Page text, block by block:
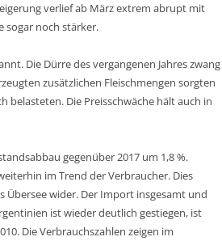
verlief ab März extrem abrupt mit
sogar noch stärker.
Die Dürre des vergangenen Jahres zwang
zusätzlichen Fleischmengen sorgten
belasteten. Die Preisschwäche hält auch in
gegenüber 2017 um 1,8 %.
im Trend der Verbraucher. Dies
Übersee wider. Der Import insgesamt und
ist wieder deutlich gestiegen, ist
Die Verbrauchszahlen zeigen im